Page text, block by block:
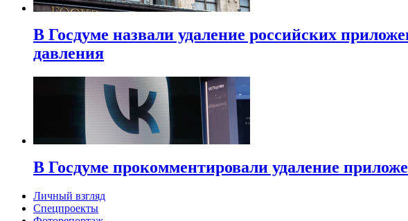
В Госдуме назвали удаление российских
давления
В Госдуме прокомментировали удаление
Личный взгляд
Спецпроекты